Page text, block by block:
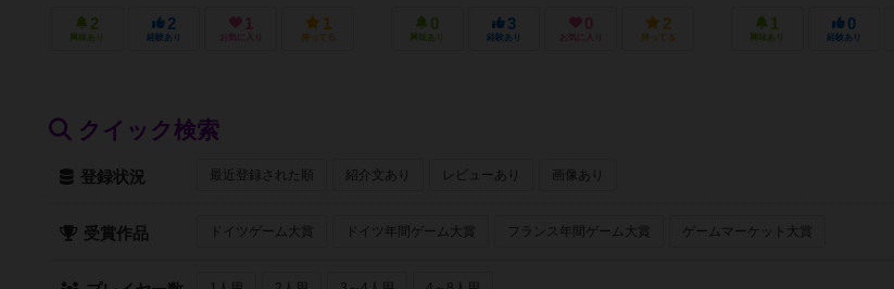
2
興味あり
2
経験あり
1
お気に入り
1
持ってる
0
興味あり
3
経験あり
0
お気に入り
2
持ってる
1
興味あり
0
経験あり
クイック検索
登録状況 最近登録された順 紹介文あり レビューあり 画像あり
受賞作品 ドイツゲーム大賞 ドイツ年間ゲーム大賞 フランス年間ゲーム大賞 ゲームマーケット大賞